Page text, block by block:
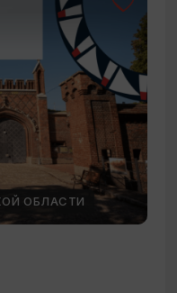
ОБЛАСТИ